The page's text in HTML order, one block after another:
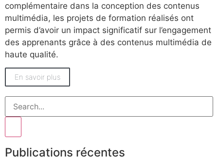
complémentaire dans la conception des contenus
multimédia, les projets de formation réalisés ont
permis d’avoir un impact significatif sur l’engagement
des apprenants grâce à des contenus multimédia de
haute qualité.
En savoir plus
Publications récentes